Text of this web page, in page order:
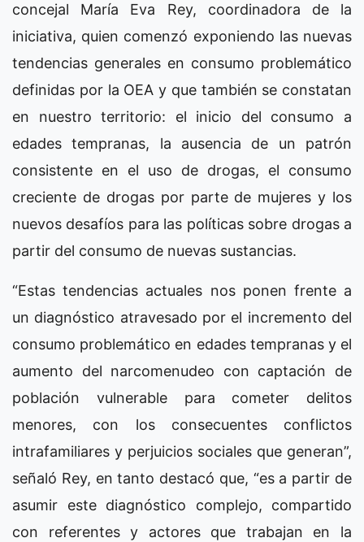
concejal María Eva Rey, coordinadora de la
iniciativa, quien comenzó exponiendo las nuevas
tendencias generales en consumo problemático
definidas por la OEA y que también se constatan
en nuestro territorio: el inicio del consumo a
edades tempranas, la ausencia de un patrón
consistente en el uso de drogas, el consumo
creciente de drogas por parte de mujeres y los
nuevos desafíos para las políticas sobre drogas a
partir del consumo de nuevas sustancias.
“Estas tendencias actuales nos ponen frente a
un diagnóstico atravesado por el incremento del
consumo problemático en edades tempranas y el
aumento del narcomenudeo con captación de
población vulnerable para cometer delitos
menores, con los consecuentes conflictos
intrafamiliares y perjuicios sociales que generan”,
señaló Rey, en tanto destacó que, “es a partir de
asumir este diagnóstico complejo, compartido
con referentes y actores que trabajan en la